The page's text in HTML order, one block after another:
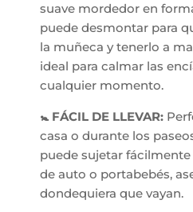
suave mordedor en
puede desmontar para
la muñeca y tenerlo a
ideal para calmar las
cualquier momento.
🚼 FÁCIL DE LLEVAR:
casa o durante los
puede sujetar
de auto o portabebés,
dondequiera que vayan.